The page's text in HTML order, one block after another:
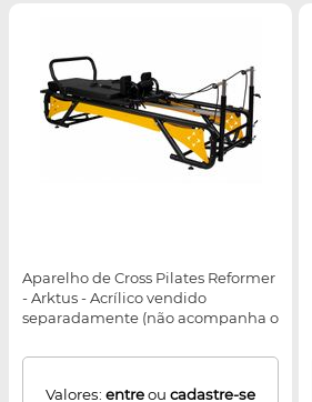
Aparelho de Cross Pilates Reformer
- Arktus - Acrílico vendido
separadamente (não acompanha o
Valores: entreou cadastre-se